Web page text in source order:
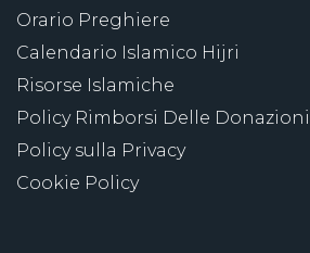
Orario Preghiere
Calendario Islamico Hijri
Risorse Islamiche
Policy Rimborsi Delle Donazioni
Policy sulla Privacy
Cookie Policy